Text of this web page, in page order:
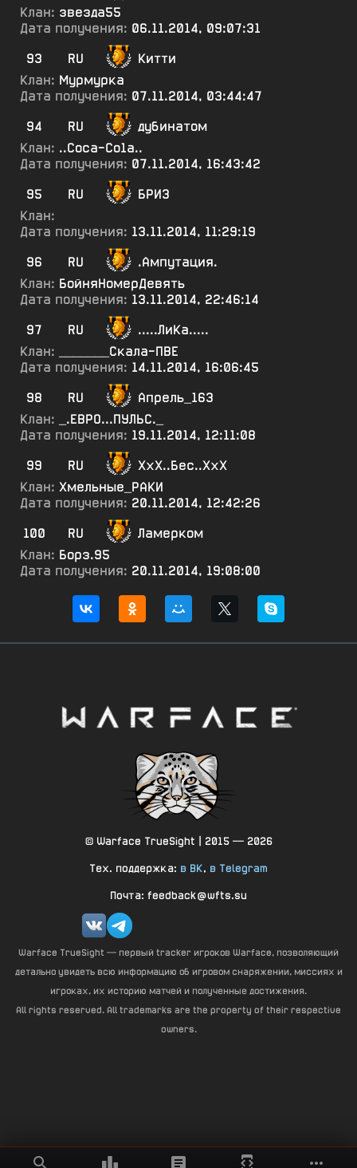
Клан: звезда55
Дата получения: 06.11.2014, 09:07:31
93
RU
Китти
Клан: Мурмурка
Дата получения: 07.11.2014, 03:44:47
94
RU
дубинатом
Клан: ..Соса-Со1а..
Дата получения: 07.11.2014, 16:43:42
95
RU
БРИ3
Клан:
Дата получения: 13.11.2014, 11:29:19
96
RU
.Ампутация.
Клан: БойняНомерДевять
Дата получения: 13.11.2014, 22:46:14
97
RU
.....ЛиКа.....
Клан:
_______Скала-ПВЕ
Дата получения: 14.11.2014, 16:06:45
98
RU
Апрель_163
Клан:
_.ЕВРО...ПУЛЬС._
Дата получения: 19.11.2014, 12:11:08
99
RU
ХхХ..Бес..ХхХ
Клан: Хмельные_РАКИ
Дата получения: 20.11.2014, 12:42:26
100
RU
Ламерком
Клан: Борз.95
Дата получения: 20.11.2014, 19:08:00
© Warface TrueSight | 2015 — 2026
Тех. поддержка: в ВК, в Telegram
Почта: feedback@wfts.su
Warface TrueSight — первый tracker игроков Warface, позволяющий
детально увидеть всю информацию об игровом снаряжении, миссиях и
игроках, их историю матчей и полученные достижения.
All rights reserved. All trademarks are the property of their respective
owners.